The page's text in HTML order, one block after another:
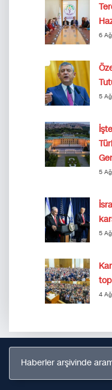
6
5
5
5
4
Haberler arşivinde